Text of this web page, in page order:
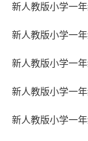
新人教版小学一
新人教版小学一
新人教版小学一
新人教版小学一
新人教版小学一